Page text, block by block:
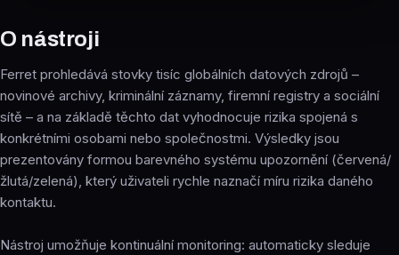
O nástroji
Ferret prohledává stovky tisíc globálních datových zdrojů –
novinové archivy, kriminální záznamy, firemní registry a sociální
sítě – a na základě těchto dat vyhodnocuje rizika spojená s
konkrétními osobami nebo společnostmi. Výsledky jsou
prezentovány formou barevného systému upozornění (červená/
žlutá/zelená), který uživateli rychle naznačí míru rizika daného
kontaktu.
Nástroj umožňuje kontinuální monitoring: automaticky sleduje